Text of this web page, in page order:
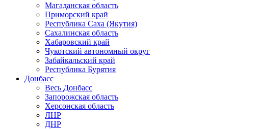
Магаданская область
Приморский край
Республика Саха (Якутия)
Сахалинская область
Хабаровский край
Чукотский автономный округ
Забайкальский край
Республика Бурятия
Донбасс
Весь Донбасс
Запорожская область
Херсонская область
ЛНР
ДНР